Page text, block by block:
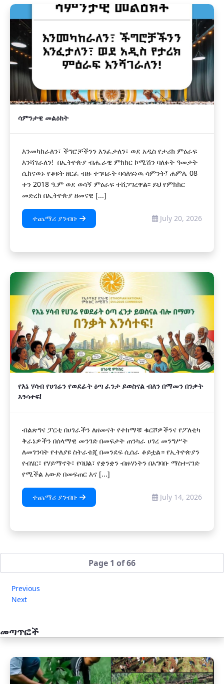
ሳምንታዊ መልዕክት
እንመካከራለን፣ ችግሮቻችንን እንፈታለን፣ ወደ አዲስ የታሪክ ምዕራፍ
እንሻገራለን! በኢትዮጵያ ብሔራዊ ምክክር ኮሚሽን ባለፉት ዓመታት
ሲከናወኑ የቆዩት ዘርፈ ብዙ ተግባራት ባሳለፍነዉ ሳምንት፤ ሐምሌ 08
ቀን 2018 ዓ.ም ወደ ወሳኝ ምዕራፍ ተሸጋግረዋል፡፡ ይህ የምክክር
መድረክ በኢትዮጵያ ዘመናዊ [...]
ተጨማሪ ያንብቡ July 20, 2026
የእኔ ሃሳብ የሀገሬን የወደፊት ዕጣ ፈንታ ይወስናል ብለን በማመን በንቃት
እንሳተፍ!
ብልጽግና ፓርቲ በሀገራችን ለዘመናት የተከማቹ ቁርሾዎችንና የፖለቲካ
ቅራኔዎችን በሰላማዊ መንገድ በመፍታት ጠንካራ ሀገረ መንግሥት
ለመገንባት የተለያዩ ስትራቴጂ በመንደፍ ሲሰራ ቆይቷል። የኢትዮጵያን
የብሄር፣ የሃይማኖት፣ የባህል፣ የቋንቋን ብዙሃነትን በአግባቡ ማስተናገድ
የሚችል አውድ በመፍጠር እና [...]
ተጨማሪ ያንብቡ July 14, 2026
Page 1 of 66
Previous
Next
መጣጥፎች
አዲስ